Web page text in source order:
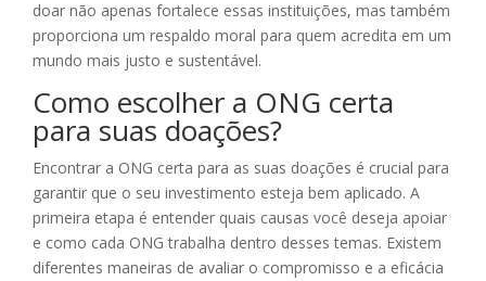
doar não apenas fortalece essas instituições, mas também
proporciona um respaldo moral para quem acredita em um
mundo mais justo e sustentável.
Como escolher a ONG certa
para suas doações?
Encontrar a ONG certa para as suas doações é crucial para
garantir que o seu investimento esteja bem aplicado. A
primeira etapa é entender quais causas você deseja apoiar
e como cada ONG trabalha dentro desses temas. Existem
diferentes maneiras de avaliar o compromisso e a eficácia